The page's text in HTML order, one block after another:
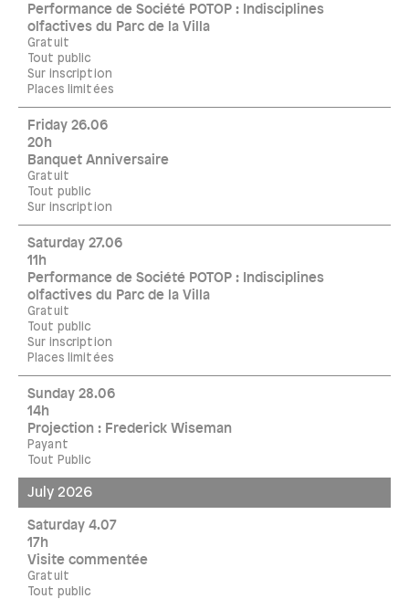
Performance de Société POTOP : Indisciplines
olfactives du Parc de la Villa
Gratuit
Tout public
Sur inscription
Places limitées
Friday 26.06
20h
Banquet Anniversaire
Gratuit
Tout public
Sur inscription
Saturday 27.06
11h
Performance de Société POTOP : Indisciplines
olfactives du Parc de la Villa
Gratuit
Tout public
Sur inscription
Places limitées
Sunday 28.06
14h
Projection : Frederick Wiseman
Payant
Tout Public
July 2026
Saturday 4.07
17h
Visite commentée
Gratuit
Tout public